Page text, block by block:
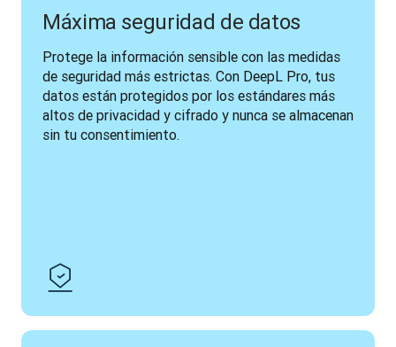
Máxima seguridad de datos
Protege la información sensible con las medidas
de seguridad más estrictas. Con DeepL Pro, tus
datos están protegidos por los estándares más
altos de privacidad y cifrado y nunca se almacenan
sin tu consentimiento.